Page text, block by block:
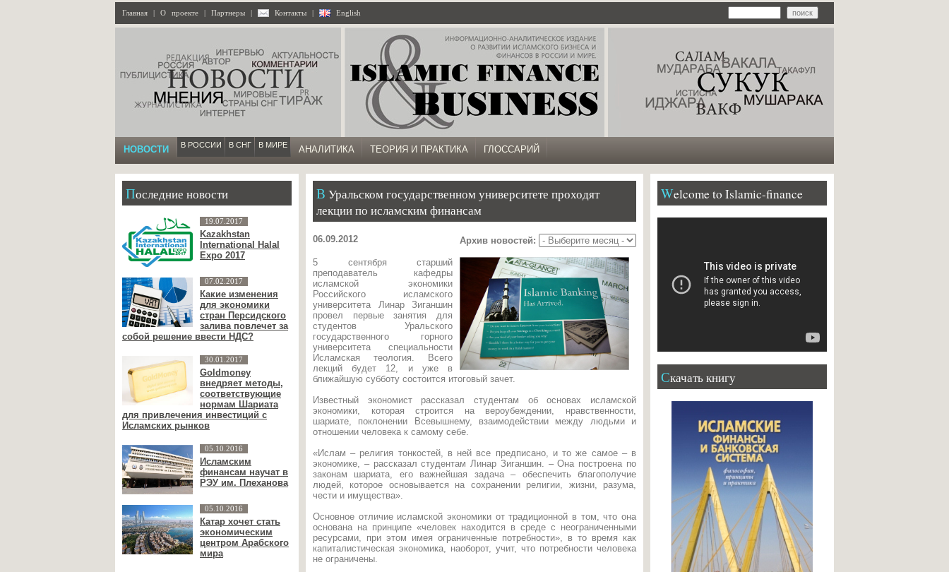
Главная О проекте Партнеры Контакты English
НОВОСТИ В РОССИИ В СНГ В МИРЕ АНАЛИТИКА ТЕОРИЯ И ПРАКТИКА ГЛОССАРИЙ
Последние новости
19.07.2017
Kazakhstan
International Halal
Expo 2017
07.02.2017
Какие изменения
для экономики
стран Персидского
залива повлечет за
собой решение ввести НДС?
30.01.2017
Goldmoney
внедряет методы,
соответствующие
нормам Шариата
для привлечения инвестиций с
Исламских рынков
05.10.2016
Исламским
финансам научат в
РЭУ им. Плеханова
05.10.2016
Катар хочет стать
экономическим
центром Арабского
мира
В Уральском государственном университете проходят
лекции по исламским финансам
06.09.2012 Архив новостей:
5 сентября старший
преподаватель кафедры
исламской экономики
Российского исламского
университета Линар Зиганшин
провел первые занятия для
студентов Уральского
государственного горного
университета специальности
Исламская теология. Всего
лекций будет 12, и уже в
ближайшую субботу состоится итоговый зачет.
Известный экономист рассказал студентам об основах исламской
экономики, которая строится на вероубеждении, нравственности,
шариате, поклонении Всевышнему, взаимодействии между людьми и
отношении человека к самому себе.
«Ислам – религия тонкостей, в ней все предписано, и то же самое – в
экономике, – рассказал студентам Линар Зиганшин. – Она построена по
законам шариата, его важнейшая задача – обеспечить благополучие
людей, которое основывается на сохранении религии, жизни, разума,
чести и имущества».
Основное отличие исламской экономики от традиционной в том, что она
основана на принципе «человек находится в среде с неограниченными
ресурсами, при этом имея ограниченные потребности», в то время как
капиталистическая экономика, наоборот, учит, что потребности человека
не ограничены.
Welcome to Islamic-finance
Скачать книгу